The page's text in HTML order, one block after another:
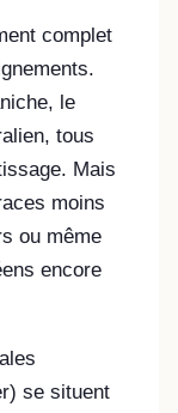
complet
le
tous
Mais
moins
ou même
encore
se situent